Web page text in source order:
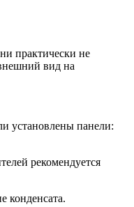
практически не
вид на
установлены панели:
рекомендуется
конденсата.